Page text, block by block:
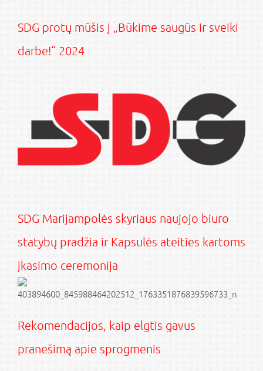
SDG protų mūšis į „Būkime saugūs ir sveiki
darbe!“ 2024
SDG Marijampolės skyriaus naujojo biuro
statybų pradžia ir Kapsulės ateities kartoms
įkasimo ceremonija
Rekomendacijos, kaip elgtis gavus
pranešimą apie sprogmenis